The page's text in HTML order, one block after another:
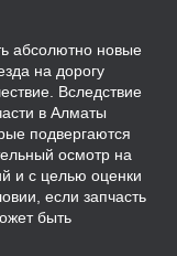
абсолютно новые
на дорогу
Вследствие
в Алматы
подвергаются
осмотр на
и с целью оценки
если запчасть
быть